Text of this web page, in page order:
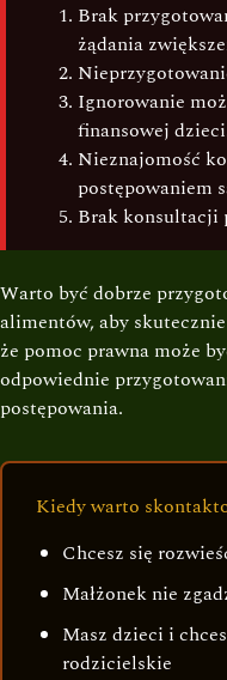
Brak
żądania
Ignorowanie
finansowej
Nieznajomość
postępowaniem
Brak konsultacji
Warto być dobrze
alimentów, aby
że pomoc prawna może
odpowiednie
postępowania.
Kiedy warto
Chcesz się
Małżonek nie
Masz dzieci i
rodzicielskie